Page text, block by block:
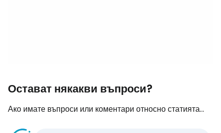
Остават някакви въпроси?
Ако имате въпроси или коментари относно статията...